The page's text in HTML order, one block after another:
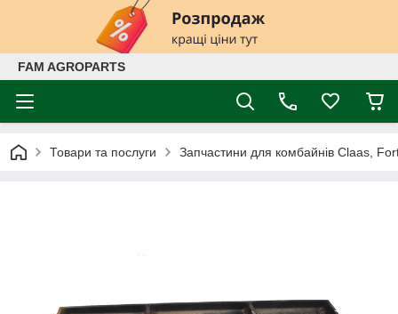
FAM AGROPARTS
Товари та послуги Запчастини для комбайнів Claas,